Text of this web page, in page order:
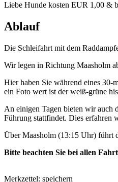
Liebe Hunde kosten EUR 1,00 &
Ablauf
Die Schleifahrt mit dem
Wir legen in Richtung Maasholm
Hier haben Sie während eines
ein Foto wert ist der weiß-grüne
An einigen Tagen bieten wir auch
Führung stattfindet. Dies erfahren
Über Maasholm (13:15 Uhr) führt
Bitte beachten Sie bei allen
Merkzettel: speichern